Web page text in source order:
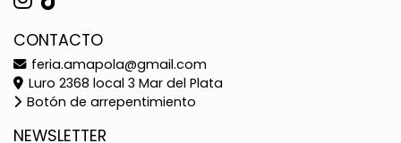
CONTACTO
feria.amapola@gmail.com
Luro 2368 local 3 Mar del Plata
Botón de arrepentimiento
NEWSLETTER